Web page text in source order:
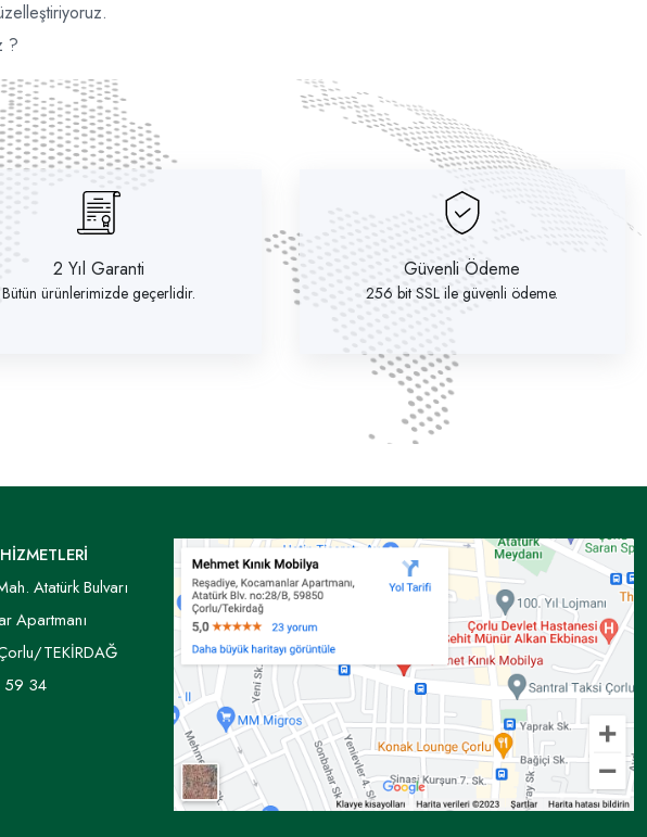
?
2 Yıl Garanti
Bütün ürünlerimizde geçerlidir.
Güvenli Ödeme
256 bit SSL ile güvenli ödeme.
Atatürk Bulvarı
Apartmanı
TEKİRDAĞ
59 34